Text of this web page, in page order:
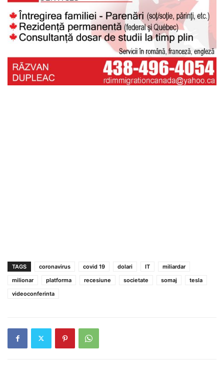
TAGS coronavirus covid 19 dolari IT
miliardar
milionar
platforma recesiune societate somaj
tesla
videoconferinta